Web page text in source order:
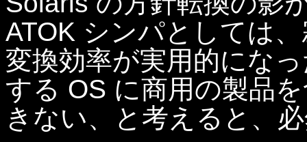
ATOK シンパとしては
変換効率が実用的にな
する OS に商用の製品
きない、と考えると、